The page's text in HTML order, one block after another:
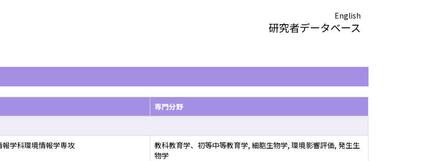
English
研究者データベース
専門分野
学科環境情報学専攻
教科教育学、初等中等教育学, 細胞生物学, 環境影響評価, 発生生
物学